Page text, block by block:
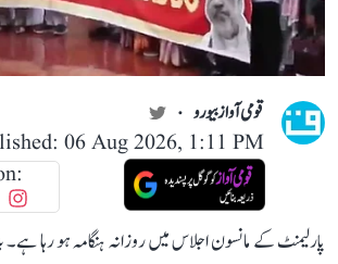
قومی آواز بیورو
06 Aug 2026, 1:11 PM
پارلیمنٹ کے مانسون اجلاس میں روزانہ ہنگامہ ہو رہا ہے۔